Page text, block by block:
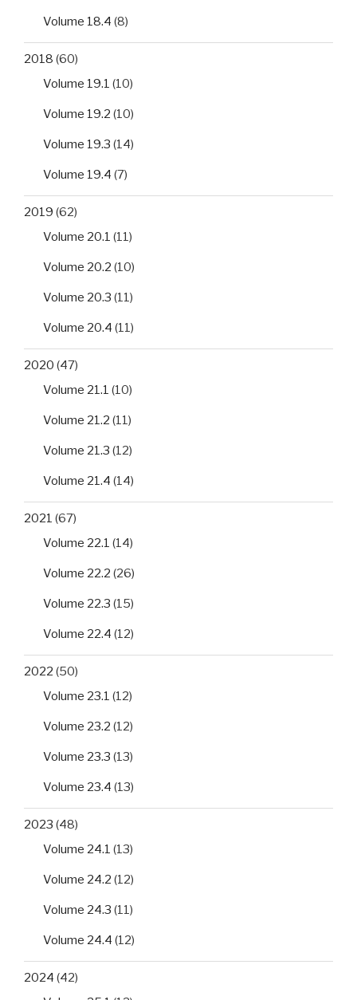
Volume 18.4 (8)
2018 (60)
Volume 19.1 (10)
Volume 19.2 (10)
Volume 19.3 (14)
Volume 19.4 (7)
2019 (62)
Volume 20.1 (11)
Volume 20.2 (10)
Volume 20.3 (11)
Volume 20.4 (11)
2020 (47)
Volume 21.1 (10)
Volume 21.2 (11)
Volume 21.3 (12)
Volume 21.4 (14)
2021 (67)
Volume 22.1 (14)
Volume 22.2 (26)
Volume 22.3 (15)
Volume 22.4 (12)
2022 (50)
Volume 23.1 (12)
Volume 23.2 (12)
Volume 23.3 (13)
Volume 23.4 (13)
2023 (48)
Volume 24.1 (13)
Volume 24.2 (12)
Volume 24.3 (11)
Volume 24.4 (12)
2024 (42)